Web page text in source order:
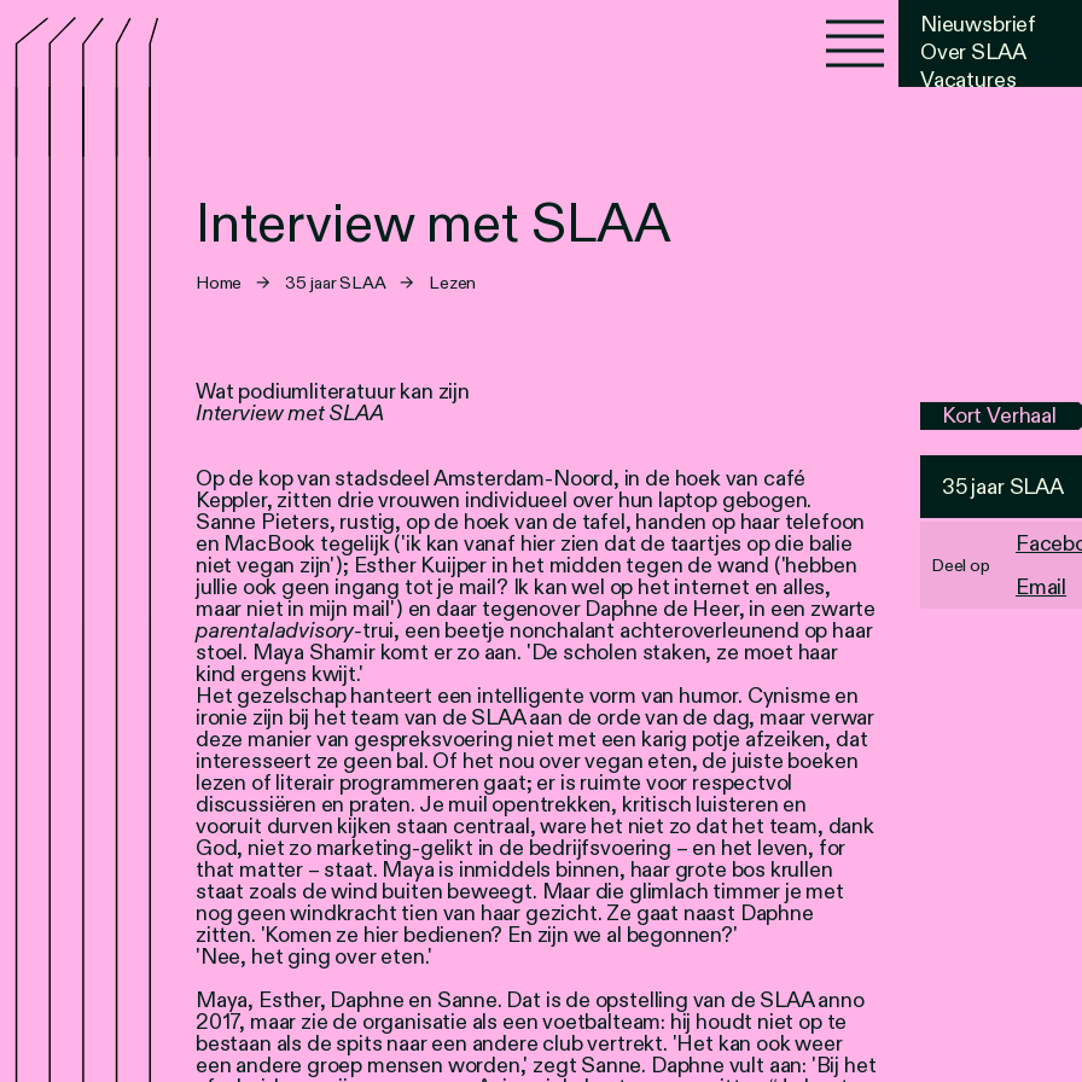
Interview met SLAA
Home → 35 jaar SLAA → Lezen
Wat podiumliteratuur kan zijn
Interview met SLAA
Op de kop van stadsdeel Amsterdam-Noord, in de hoek van café
Keppler, zitten drie vrouwen individueel over hun laptop gebogen.
Sanne Pieters, rustig, op de hoek van de tafel, handen op haar telefoon
en MacBook tegelijk ('ik kan vanaf hier zien dat de taartjes op die balie
niet vegan zijn'); Esther Kuijper in het midden tegen de wand ('hebben
jullie ook geen ingang tot je mail? Ik kan wel op het internet en alles,
maar niet in mijn mail') en daar tegenover Daphne de Heer, in een zwarte
parentaladvisory-trui, een beetje nonchalant achteroverleunend op haar
stoel. Maya Shamir komt er zo aan. 'De scholen staken, ze moet haar
kind ergens kwijt.'
Het gezelschap hanteert een intelligente vorm van humor. Cynisme en
ironie zijn bij het team van de SLAA aan de orde van de dag, maar verwar
deze manier van gespreksvoering niet met een karig potje afzeiken, dat
interesseert ze geen bal. Of het nou over vegan eten, de juiste boeken
lezen of literair programmeren gaat; er is ruimte voor respectvol
discussiëren en praten. Je muil opentrekken, kritisch luisteren en
vooruit durven kijken staan centraal, ware het niet zo dat het team, dank
God, niet zo marketing-gelikt in de bedrijfsvoering – en het leven, for
that matter – staat. Maya is inmiddels binnen, haar grote bos krullen
staat zoals de wind buiten beweegt. Maar die glimlach timmer je met
nog geen windkracht tien van haar gezicht. Ze gaat naast Daphne
zitten. 'Komen ze hier bedienen? En zijn we al begonnen?'
'Nee, het ging over eten.'
Maya, Esther, Daphne en Sanne. Dat is de opstelling van de SLAA anno
2017, maar zie de organisatie als een voetbalteam: hij houdt niet op te
bestaan als de spits naar een andere club vertrekt. 'Het kan ook weer
een andere groep mensen worden,' zegt Sanne. Daphne vult aan: 'Bij het
Kort Verhaal
35 jaar SLAA
Deel op
Email
Nieuwsbrief
Over SLAA
Vacatures